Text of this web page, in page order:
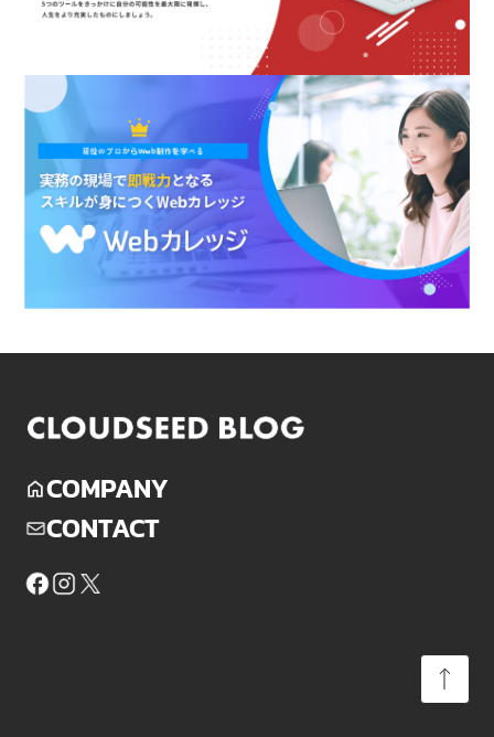
COMPANY
CONTACT